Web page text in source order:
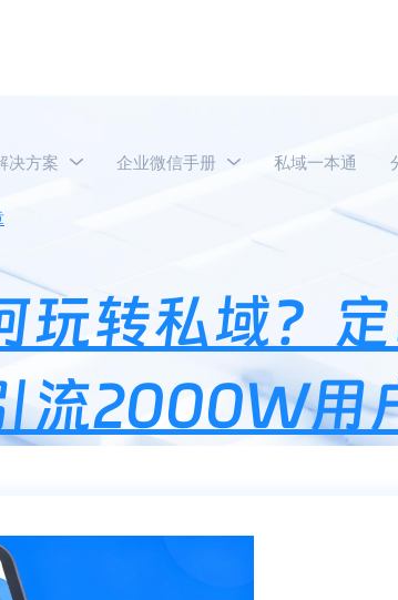
决方案 企业微信手册 私域一本通
低频高客单产品如何玩转私域？定制家装品牌索
玩转私域？
流2000W用